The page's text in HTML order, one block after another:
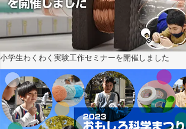
小学生わくわく実験工作セミナーを開催しました